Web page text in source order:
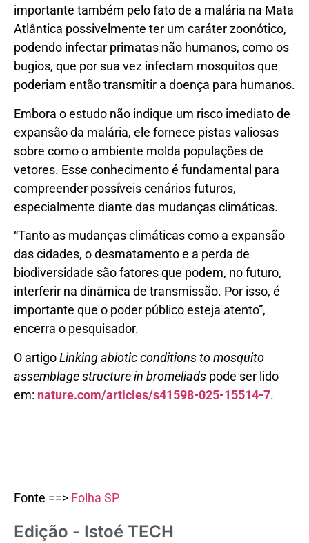
importante também pelo fato de a malária na Mata
Atlântica possivelmente ter um caráter zoonótico,
podendo infectar primatas não humanos, como os
bugios, que por sua vez infectam mosquitos que
poderiam então transmitir a doença para humanos.
Embora o estudo não indique um risco imediato de
expansão da malária, ele fornece pistas valiosas
sobre como o ambiente molda populações de
vetores. Esse conhecimento é fundamental para
compreender possíveis cenários futuros,
especialmente diante das mudanças climáticas.
“Tanto as mudanças climáticas como a expansão
das cidades, o desmatamento e a perda de
biodiversidade são fatores que podem, no futuro,
interferir na dinâmica de transmissão. Por isso, é
importante que o poder público esteja atento”,
encerra o pesquisador.
O artigoLinking abiotic conditions to mosquito
assemblage structure in bromeliads pode ser lido
em: nature.com/articles/s41598-025-15514-7.
Fonte ==> Folha SP
Edição - Istoé TECH